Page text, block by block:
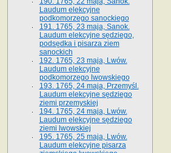
Laudum elekcyjne
podkomorzego sanockiego
191. 1765, 23 maja, Sanok.
Laudum elekcyjne sędziego,
podsędka i pisarza ziem
sanockich
192. 1765, 23 maja, Lwów.
Laudum elekcyjne
podkomorzego lwowskiego
193. 1765, 24 maja, Przemyśl.
Laudum elekcyjne sędziego
ziemi przemyskiej
194. 1765, 24 maja, Lwów.
Laudum elekcyjne sędziego
ziemi lwowskiej
195. 1765, 25 maja, Lwów.
Laudum elekcyjne pisarza